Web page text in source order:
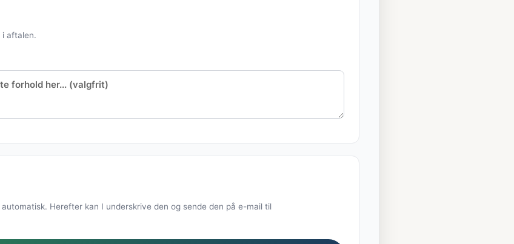
i aftalen.
automatisk. Herefter kan I underskrive den og sende den på e-mail til